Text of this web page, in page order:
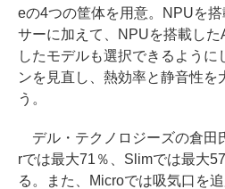
eの4つの筐体を用意。NPUを
サーに加えて、NPUを搭載した
したモデルも選択できるように
ンを見直し、熱効率と静音性を
う。
デル・テクノロジーズの倉田
rでは最大71％、Slimでは最大
る。また、Microでは吸気口を